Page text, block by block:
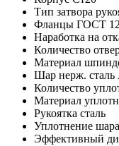
Тип затвора
Фланцы ГОСТ
Наработка на
Количество
Материал
Шар нерж.
Количество
Материал
Рукоятка сталь
Уплотнение шара
Эффективный